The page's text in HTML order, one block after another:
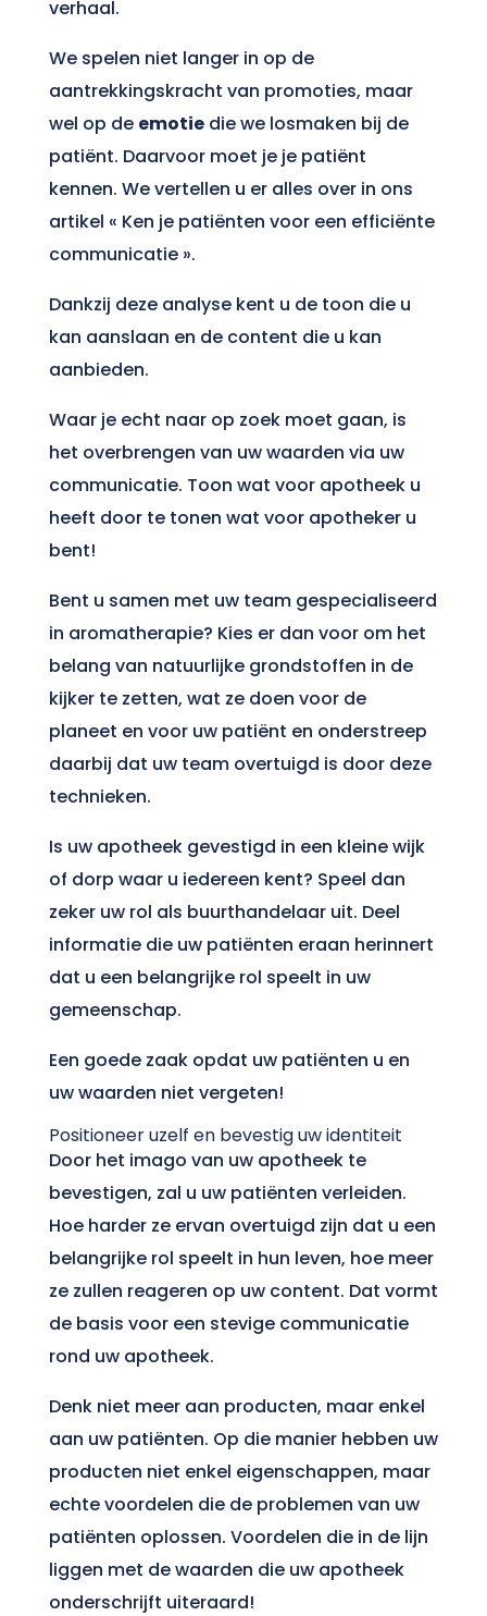
verhaal.
We spelen niet langer in op de
aantrekkingskracht van promoties, maar
wel op de emotiedie we losmaken bij de
patiënt. Daarvoor moet je je patiënt
kennen. We vertellen u er alles over in ons
artikel « Ken je patiënten voor een efficiënte
communicatie ».
Dankzij deze analyse kent u de toon die u
kan aanslaan en de content die u kan
aanbieden.
Waar je echt naar op zoek moet gaan, is
het overbrengen van uw waarden via uw
communicatie. Toon wat voor apotheek u
heeft door te tonen wat voor apotheker u
bent!
Bent u samen met uw team gespecialiseerd
in aromatherapie? Kies er dan voor om het
belang van natuurlijke grondstoffen in de
kijker te zetten, wat ze doen voor de
planeet en voor uw patiënt en onderstreep
daarbij dat uw team overtuigd is door deze
technieken.
Is uw apotheek gevestigd in een kleine wijk
of dorp waar u iedereen kent? Speel dan
zeker uw rol als buurthandelaar uit. Deel
informatie die uw patiënten eraan herinnert
dat u een belangrijke rol speelt in uw
gemeenschap.
Een goede zaak opdat uw patiënten u en
uw waarden niet vergeten!
Positioneer uzelf en bevestig uw identiteit
Door het imago van uw apotheek te
bevestigen, zal u uw patiënten verleiden.
Hoe harder ze ervan overtuigd zijn dat u een
belangrijke rol speelt in hun leven, hoe meer
ze zullen reageren op uw content. Dat vormt
de basis voor een stevige communicatie
rond uw apotheek.
Denk niet meer aan producten, maar enkel
aan uw patiënten. Op die manier hebben uw
producten niet enkel eigenschappen, maar
echte voordelen die de problemen van uw
patiënten oplossen. Voordelen die in de lijn
liggen met de waarden die uw apotheek
onderschrijft uiteraard!